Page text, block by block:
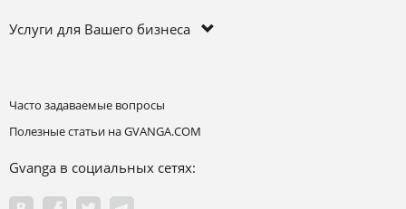
Услуги для Вашего бизнеса
Часто задаваемые вопросы
Полезные статьи на GVANGA.COM
Gvanga в социальных сетях: